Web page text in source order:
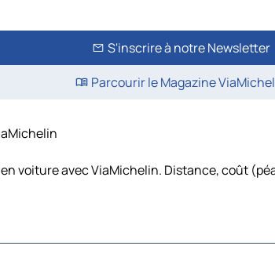
S'inscrire à notre Newsletter
Parcourir le Magazine
voiture avec ViaMichelin. Distance, coût